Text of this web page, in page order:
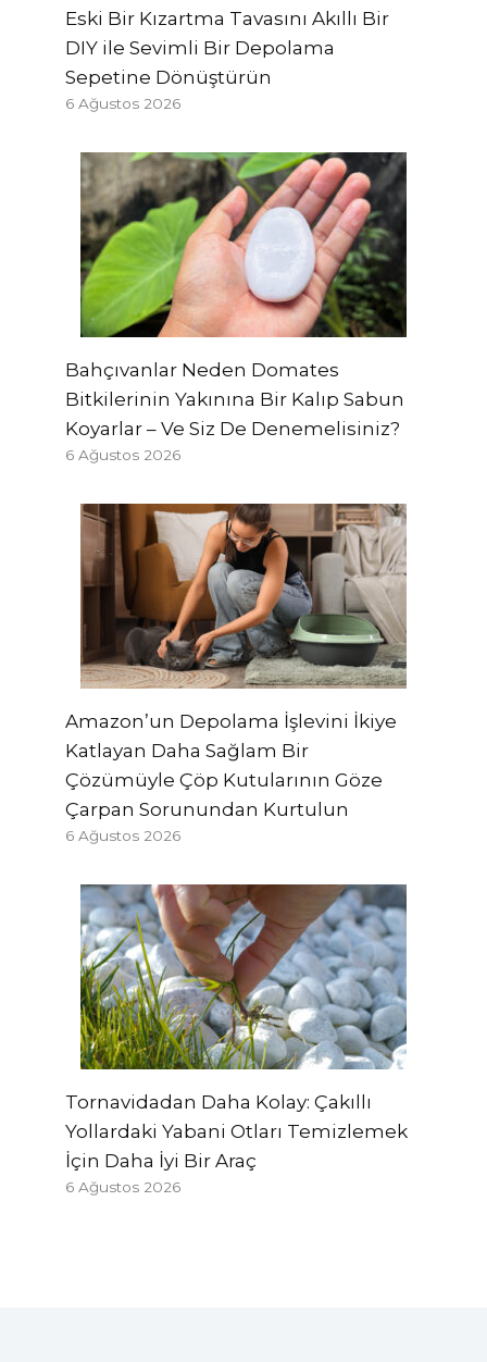
Eski Bir Kızartma Tavasını Akıllı Bir
DIY ile Sevimli Bir Depolama
Sepetine Dönüştürün
6 Ağustos 2026
Bahçıvanlar Neden Domates
Bitkilerinin Yakınına Bir Kalıp Sabun
Koyarlar – Ve Siz De Denemelisiniz?
6 Ağustos 2026
Amazon’un Depolama İşlevini İkiye
Katlayan Daha Sağlam Bir
Çözümüyle Çöp Kutularının Göze
Çarpan Sorunundan Kurtulun
6 Ağustos 2026
Tornavidadan Daha Kolay: Çakıllı
Yollardaki Yabani Otları Temizlemek
İçin Daha İyi Bir Araç
6 Ağustos 2026